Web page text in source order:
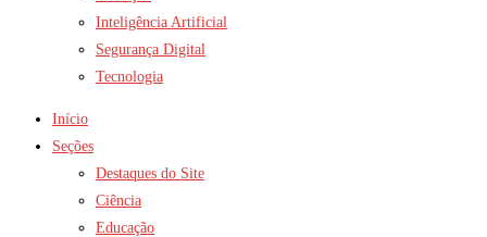
Inteligência Artificial
Segurança Digital
Tecnologia
Início
Seções
Destaques do Site
Ciência
Educação